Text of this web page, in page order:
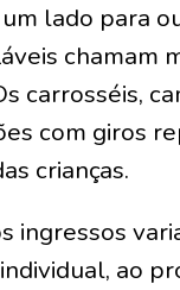
lado para
chamam
carrosséis,
com giros
crianças.
ingressos
ao